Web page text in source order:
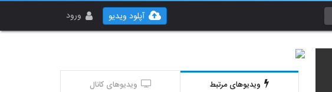
ورود آپلود ویدیو
ویدیوهای مرتبط ویدیوهای کانال